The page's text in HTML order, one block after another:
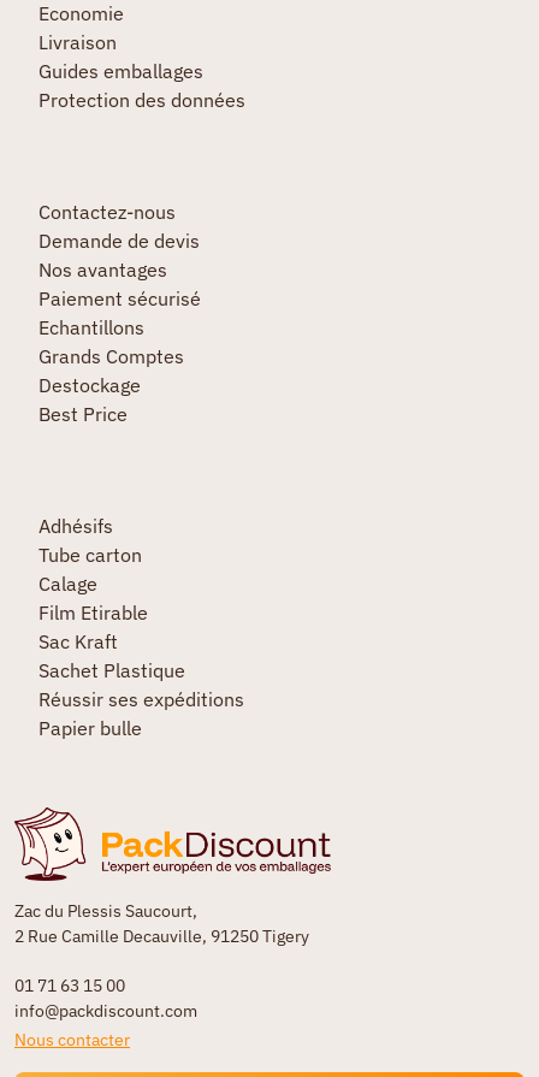
Zac du Plessis Saucourt,
2 Rue Camille Decauville, 91250 Tigery
01 71 63 15 00
info@packdiscount.com
Nous contacter
Economie
Livraison
Guides emballages
Protection des données
Contactez-nous
Demande de devis
Nos avantages
Paiement sécurisé
Echantillons
Grands Comptes
Destockage
Best Price
Adhésifs
Tube carton
Calage
Film Etirable
Sac Kraft
Sachet Plastique
Réussir ses expéditions
Papier bulle